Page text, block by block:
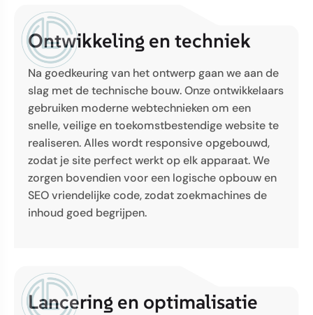
Ontwikkeling en techniek
Na goedkeuring van het ontwerp gaan we aan de
slag met de technische bouw. Onze ontwikkelaars
gebruiken moderne webtechnieken om een
snelle, veilige en toekomstbestendige website te
realiseren. Alles wordt responsive opgebouwd,
zodat je site perfect werkt op elk apparaat. We
zorgen bovendien voor een logische opbouw en
SEO vriendelijke code, zodat zoekmachines de
inhoud goed begrijpen.
Lancering en optimalisatie